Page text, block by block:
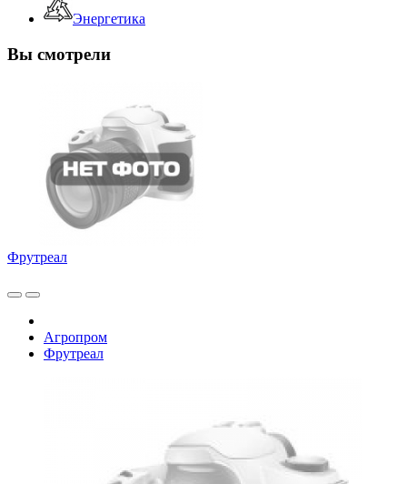
Энергетика
Вы смотрели
Фрутреал
Агропром
Фрутреал